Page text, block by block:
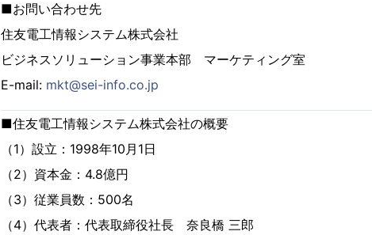
■お問い合わせ先
住友電工情報システム株式会社
ビジネスソリューション事業本部 マーケティング室
E-mail: mkt@sei-info.co.jp
■住友電工情報システム株式会社の概要
（1）設立：1998年10月1日
（2）資本金：4.8億円
（3）従業員数：500名
（4）代表者：代表取締役社長 奈良橋 三郎